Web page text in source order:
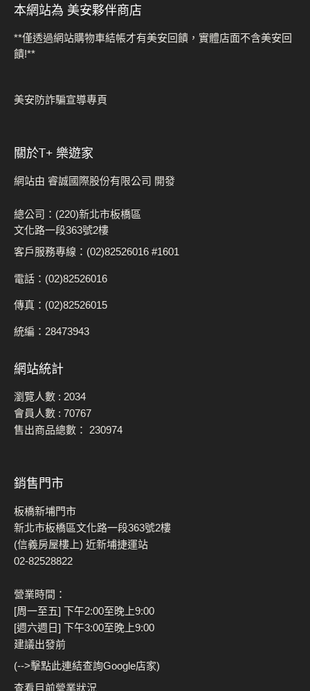
本網站為 美安夥伴商店
**僅透過網站購物車結帳才有美安回饋，實體店面不含美安回
饋!**
美安防詐騙宣導專頁
關於t+ 樂遊家
網站由 睿誠國際股份有限公司 開發
總公司：(220)新北市板橋區
文化路一段363號2樓
客戶服務專線：(02)82526016 #1601
電話：(02)82526016
傳真：(02)82526015
統編：28473943
網站統計
瀏覽人數 : 2034
會員人數 : 70767
售出商品總數： 230974
銷售門市
板橋新埔門市
新北市板橋區文化路一段363號2樓
(信義房屋樓上) 近新埔捷運站
02-82528822
營業時間：
[周一至五] 下午2:00至晚上9:00
[週六週日] 下午3:00至晚上9:00
建議出發前
(-->擊點此連結查詢Google店家)
查看目前營業狀況